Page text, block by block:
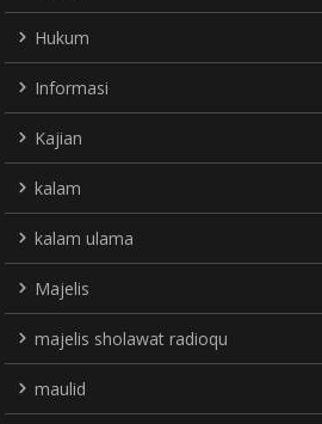
Hukum
Informasi
Kajian
kalam
kalam ulama
Majelis
majelis sholawat radioqu
maulid